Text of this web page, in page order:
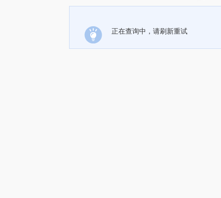
正在查询中，请刷新重试